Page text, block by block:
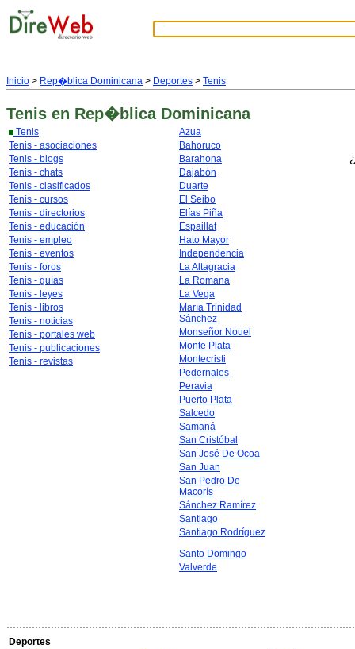
Inicio > Rep�blica Dominicana > Deportes > Tenis
Tenis en Rep�blica Dominicana
Tenis
Tenis - asociaciones
Tenis - blogs
Tenis - chats
Tenis - clasificados
Tenis - cursos
Tenis - directorios
Tenis - educación
Tenis - empleo
Tenis - eventos
Tenis - foros
Tenis - guías
Tenis - leyes
Tenis - libros
Tenis - noticias
Tenis - portales web
Tenis - publicaciones
Tenis - revistas
Azua
Bahoruco
Barahona
Dajabón
Duarte
El Seibo
Elías Piña
Espaillat
Hato Mayor
Independencia
La Altagracia
La Romana
La Vega
María Trinidad
Sánchez
Monseñor Nouel
Monte Plata
Montecristi
Pedernales
Peravia
Puerto Plata
Salcedo
Samaná
San Cristóbal
San José De Ocoa
San Juan
San Pedro De
Macorís
Sánchez Ramírez
Santiago
Santiago Rodríguez
Santo Domingo
Valverde
Deportes